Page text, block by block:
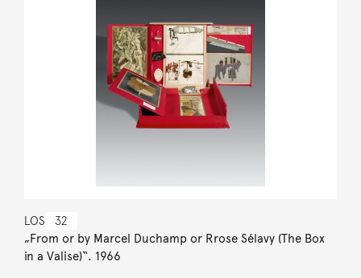
LOS 32
„From or by Marcel Duchamp or Rrose Sélavy (The Box
in a Valise)“. 1966